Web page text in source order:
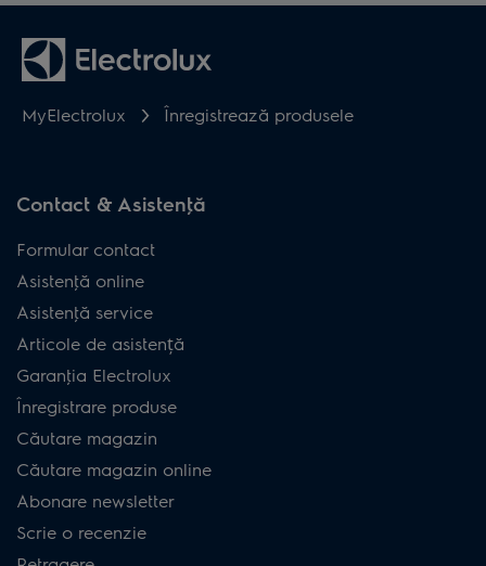
MyElectrolux Înregistrează produsele
Contact & Asistenţă
Formular contact
Asistenţă online
Asistenţă service
Articole de asistență
Garanţia Electrolux
Înregistrare produse
Căutare magazin
Căutare magazin online
Abonare newsletter
Scrie o recenzie